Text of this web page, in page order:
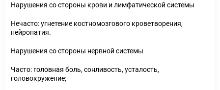
Нарушения со стороны крови и лимфатической системы
Нечасто: угнетение костномозгового кроветворения,
нейропатия.
Нарушения со стороны нервной системы
Часто: головная боль, сонливость, усталость,
головокружение;